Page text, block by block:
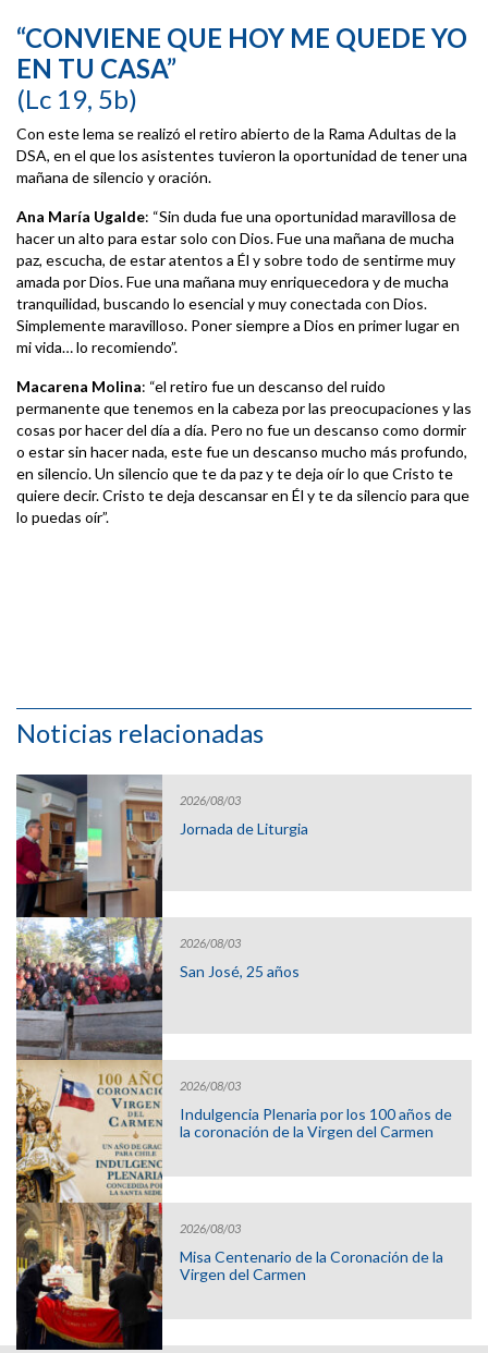
“CONVIENE QUE HOY ME QUEDE YO
EN TU CASA”
(Lc 19, 5b)
Con este lema se realizó el retiro abierto de la Rama Adultas de la
DSA, en el que los asistentes tuvieron la oportunidad de tener una
mañana de silencio y oración.
Ana María Ugalde: “Sin duda fue una oportunidad maravillosa de
hacer un alto para estar solo con Dios. Fue una mañana de mucha
paz, escucha, de estar atentos a Él y sobre todo de sentirme muy
amada por Dios. Fue una mañana muy enriquecedora y de mucha
tranquilidad, buscando lo esencial y muy conectada con Dios.
Simplemente maravilloso. Poner siempre a Dios en primer lugar en
mi vida… lo recomiendo”.
Macarena Molina: “el retiro fue un descanso del ruido
permanente que tenemos en la cabeza por las preocupaciones y las
cosas por hacer del día a día. Pero no fue un descanso como dormir
o estar sin hacer nada, este fue un descanso mucho más profundo,
en silencio. Un silencio que te da paz y te deja oír lo que Cristo te
quiere decir. Cristo te deja descansar en Él y te da silencio para que
lo puedas oír”.
Noticias relacionadas
2026/08/03
Jornada de Liturgia
2026/08/03
San José, 25 años
2026/08/03
Indulgencia Plenaria por los 100 años de
la coronación de la Virgen del Carmen
2026/08/03
Misa Centenario de la Coronación de la
Virgen del Carmen